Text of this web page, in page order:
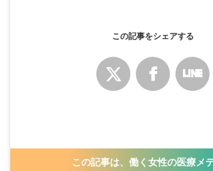
この記事をシェアする
この記事は、働く女性の医療メ